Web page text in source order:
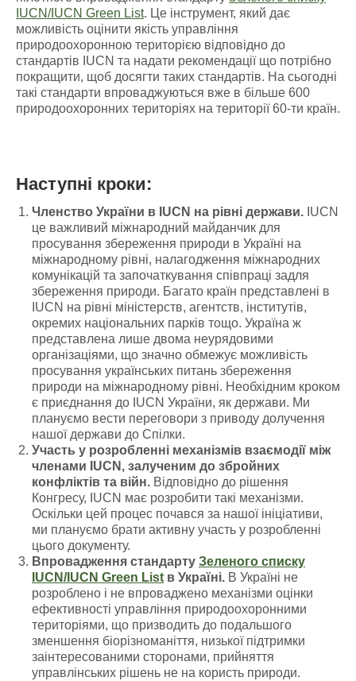
IUCN/IUCN Green List. Це інструмент, який дає
можливість оцінити якість управління
природоохоронною територією відповідно до
стандартів IUCN та надати рекомендації що потрібно
покращити, щоб досягти таких стандартів. На сьогодні
такі стандарти впроваджуються вже в більше 600
природоохоронних територіях на території 60-ти країн.
Наступні кроки:
Членство України в IUCN на рівні держави. IUCN
це важливий міжнародний майданчик для
просування збереження природи в Україні на
міжнародному рівні, налагодження міжнародних
комунікацій та започаткування співпраці задля
збереження природи. Багато країн представлені в
IUCN на рівні міністерств, агентств, інститутів,
окремих національних парків тощо. Україна ж
представлена лише двома неурядовими
організаціями, що значно обмежує можливість
просування українських питань збереження
природи на міжнародному рівні. Необхідним кроком
є приєднання до IUCN України, як держави. Ми
плануємо вести переговори з приводу долучення
нашої держави до Спілки.
Участь у розробленні механізмів взаємодії між
членами IUCN, залученим до збройних
конфліктів та війн. Відповідно до рішення
Конгресу, IUCN має розробити такі механізми.
Оскільки цей процес почався за нашої ініціативи,
ми плануємо брати активну участь у розробленні
цього документу.
Впровадження стандарту Зеленого списку
IUCN/IUCN Green List в Україні. В Україні не
розроблено і не впроваджено механізми оцінки
ефективності управління природоохоронними
територіями, що призводить до подальшого
зменшення біорізноманіття, низької підтримки
заінтересованими сторонами, прийняття
управлінських рішень не на користь природи.